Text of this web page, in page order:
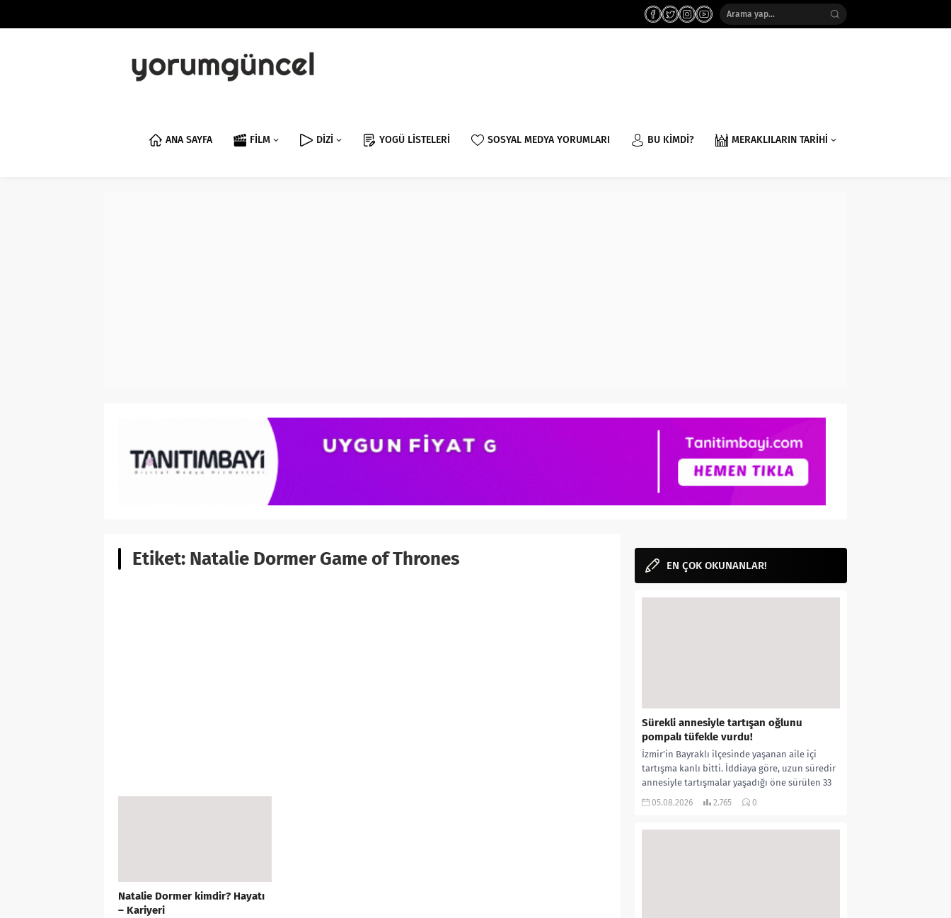
ANA SAYFA FİLM DİZİ YOGÜ LİSTELERİ SOSYAL MEDYA YORUMLARI BU KİMDİ? MERAKLILARIN TARİHİ
Etiket: Natalie Dormer Game of Thrones
Natalie Dormer kimdir? Hayatı
– Kariyeri
EN ÇOK OKUNANLAR!
Sürekli annesiyle tartışan oğlunu
pompalı tüfekle vurdu!
İzmir’in Bayraklı ilçesinde yaşanan aile içi
tartışma kanlı bitti. İddiaya göre, uzun süredir
annesiyle tartışmalar yaşadığı öne sürülen 33
yaşındaki...
05.08.2026 2.765 0